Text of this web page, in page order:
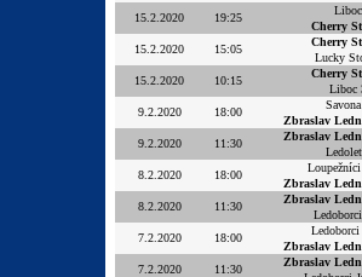
15.2.2020
19:25
Liboc
Cherry
15.2.2020
15:05
Cherry
Lucky
15.2.2020
10:15
Cherry
Liboc
9.2.2020
18:00
Zbraslav
9.2.2020
11:30
Zbraslav
8.2.2020
18:00
Zbraslav
8.2.2020
11:30
Zbraslav
7.2.2020
18:00
Ledoborci
Zbraslav
7.2.2020
11:30
Zbraslav